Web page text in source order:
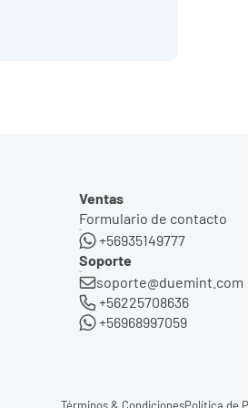
Ventas
Formulario de contacto
+56935149777
Soporte
soporte@duemint.com
+56225708636
+56968997059